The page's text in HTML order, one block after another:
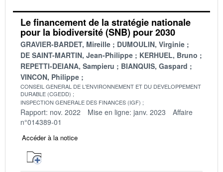
Le financement de la stratégie nationale
pour la biodiversité (SNB) pour 2030
GRAVIER-BARDET, Mireille
DUMOULIN, Virginie
DE SAINT-MARTIN, Jean-Philippe
KERHUEL, Bruno
REPETTI-DEIANA, Sampieru
BIANQUIS, Gaspard
VINCON, Philippe
CONSEIL GENERAL DE L'ENVIRONNEMENT ET DU DEVELOPPEMENT
DURABLE (CGEDD)
INSPECTION GENERALE DES FINANCES (IGF)
Rapport: nov. 2022 Mise en ligne: janv. 2023
Affaire
n°014389-01
Accéder à la notice